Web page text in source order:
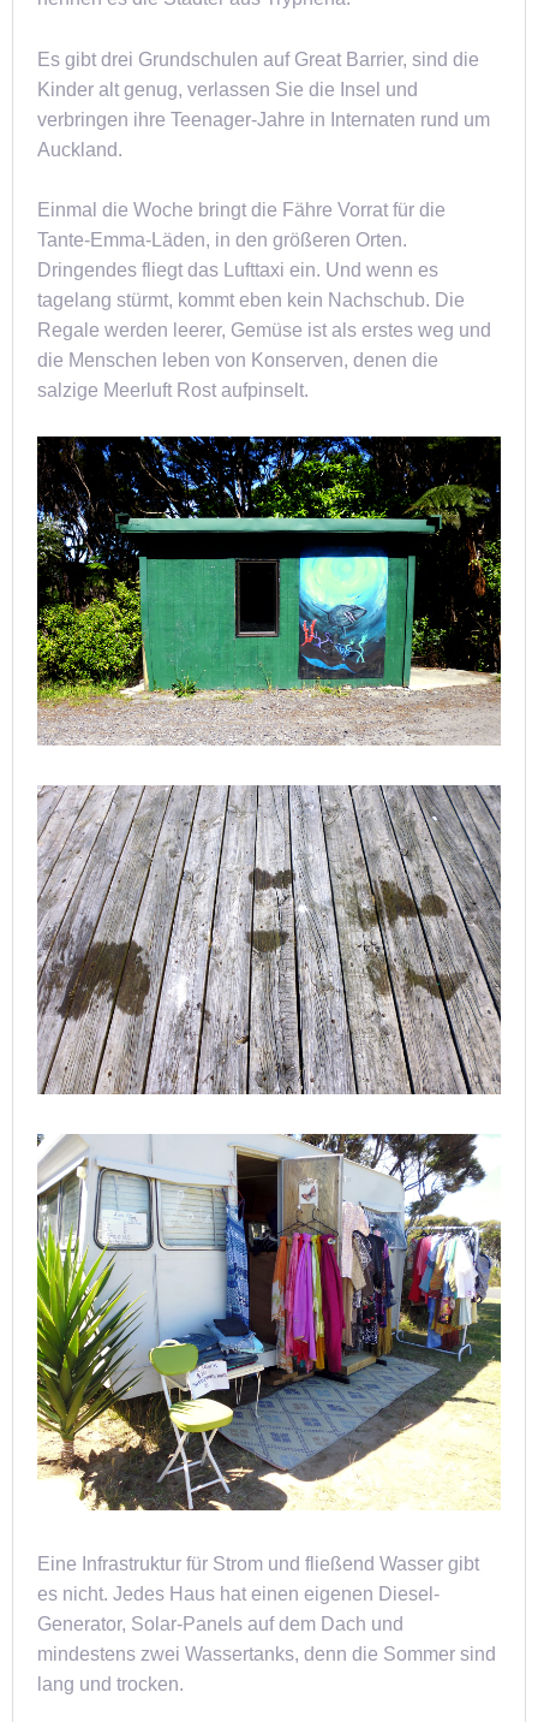
Es gibt drei Grundschulen auf Great Barrier, sind die
Kinder alt genug, verlassen Sie die Insel und
verbringen ihre Teenager-Jahre in Internaten rund um
Auckland.
Einmal die Woche bringt die Fähre Vorrat für die
Tante-Emma-Läden, in den größeren Orten.
Dringendes fliegt das Lufttaxi ein. Und wenn es
tagelang stürmt, kommt eben kein Nachschub. Die
Regale werden leerer, Gemüse ist als erstes weg und
die Menschen leben von Konserven, denen die
salzige Meerluft Rost aufpinselt.
Eine Infrastruktur für Strom und fließend Wasser gibt
es nicht. Jedes Haus hat einen eigenen Diesel-
Generator, Solar-Panels auf dem Dach und
mindestens zwei Wassertanks, denn die Sommer sind
lang und trocken.